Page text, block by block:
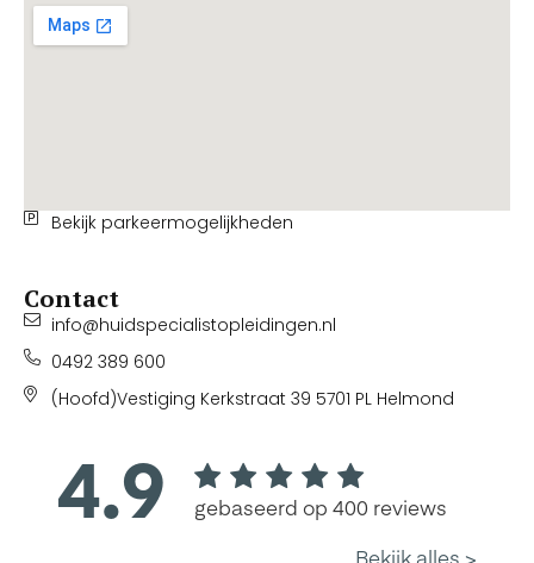
Bekijk parkeermogelijkheden
Contact
info@huidspecialistopleidingen.nl
0492 389 600
(Hoofd)Vestiging Kerkstraat 39 5701 PL Helmond